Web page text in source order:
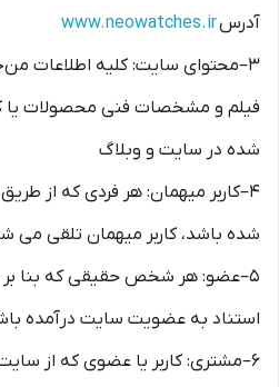
آدرسwww.neowatches.ir
۳–محتوای سایت: کلیه اطلاعات
فیلم و مشخصات فنی محصولات یا
شده در سایت و وبلاگ
۴–کاربر میهمان: هر فردی که از
شده باشد، کاربر میهمان تلقی می
۵–عضو: هر شخص حقیقی که بنا
استناد به عضویت سایت درآمده
۶–مشتری: کاربر یا عضوی که از سایت خرید می نماید.